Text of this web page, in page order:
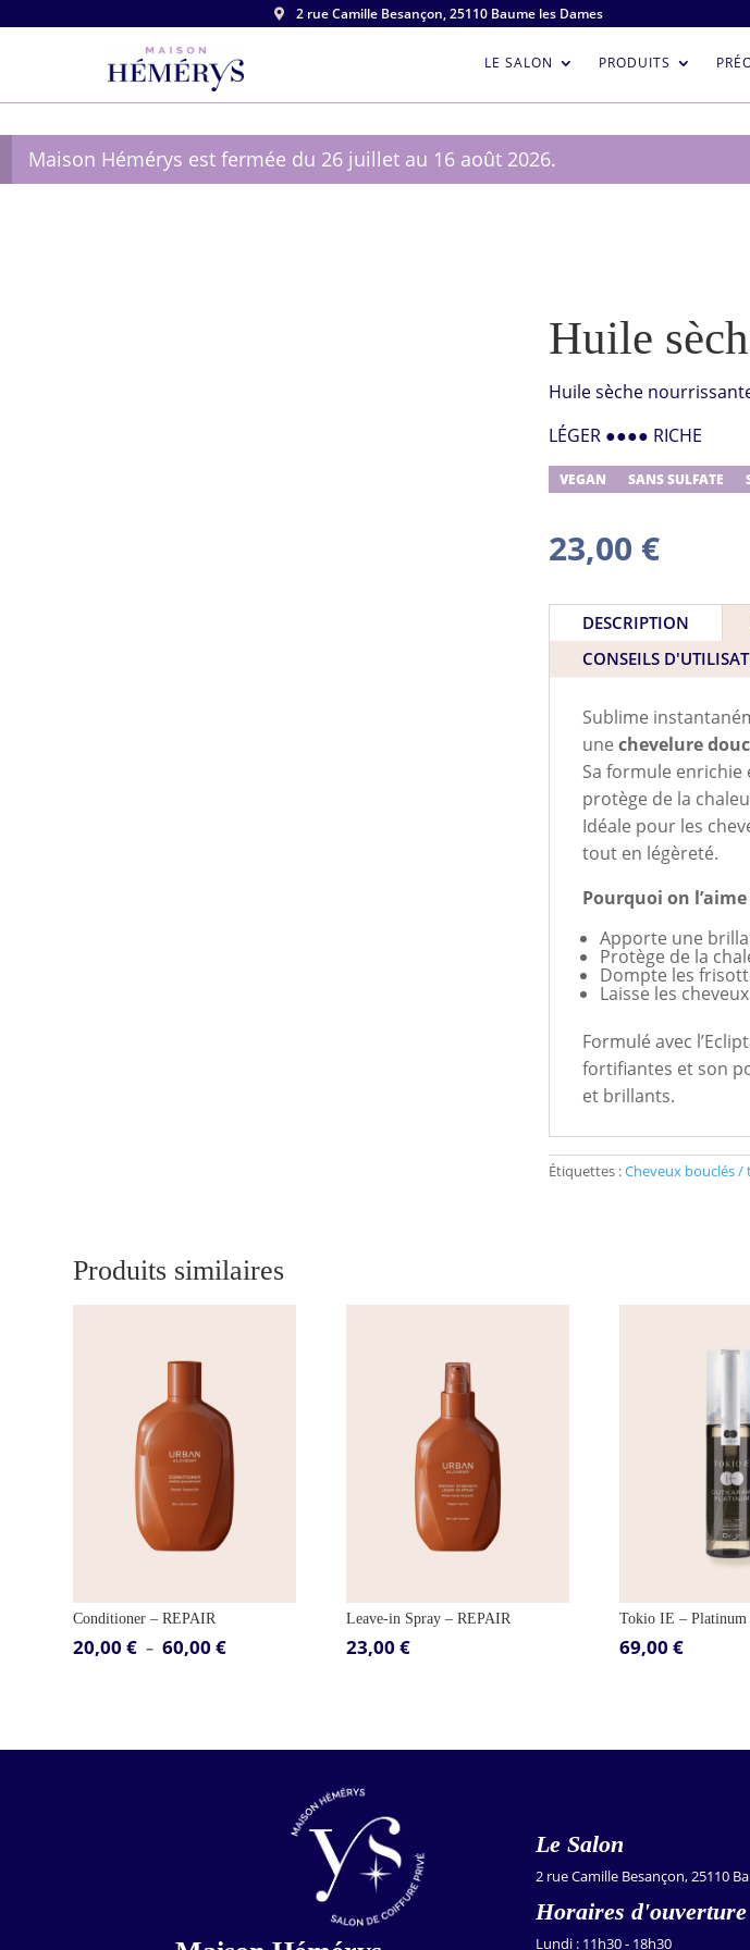
 2 rue Camille Besançon, 25110 Baume les Dames
LE SALON PRODUITS
Maison Hémérys est fermée du 26 juillet au 16 août 2026.
Huile
Huile sèche
LÉGER ●●●● RICHE
VEGAN SANS SULFATE
23,00 €
DESCRIPTION
CONSEILS
Sublime
une chevelure
Sa formule
protège de la
Idéale pour les
tout en légèreté.
Pourquoi on l’aime
Apporte une
Protège de la
Dompte les
Laisse les
Formulé avec
fortifiantes et son
et brillants.
Étiquettes :Cheveux bouclés /
Produits similaires
Conditioner – REPAIR
20,00€ – 60,00€Plage
Leave-in Spray – REPAIR
23,00€
Tokio IE –
69,00€
Le Salon
2 rue Camille Besançon, 25110
Horaires d'ouverture
Lundi : 11h30 - 18h30